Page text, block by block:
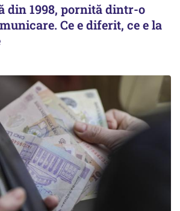
din 1998, pornită dintr-o
Ce e diferit, ce e la